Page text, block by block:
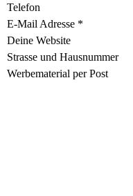
Telefon
E-Mail Adresse *
Deine Website
Strasse und Hausnummer
Werbematerial per Post